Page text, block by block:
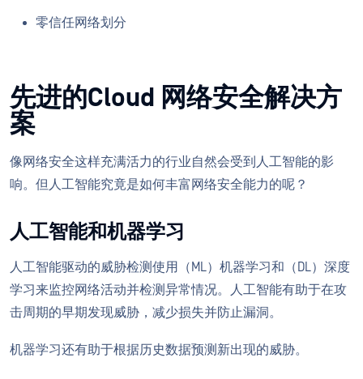
零信任网络划分
先进的Cloud 网络安全解决方
案
像网络安全这样充满活力的行业自然会受到人工智能的影
响。但人工智能究竟是如何丰富网络安全能力的呢？
人工智能和机器学习
人工智能驱动的威胁检测使用（ML）机器学习和（DL）深度
学习来监控网络活动并检测异常情况。人工智能有助于在攻
击周期的早期发现威胁，减少损失并防止漏洞。
机器学习还有助于根据历史数据预测新出现的威胁。